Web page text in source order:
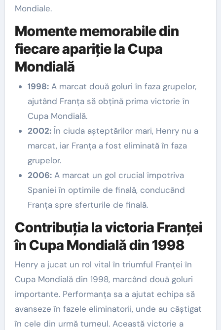
Mondiale.
Momente memorabile din
fiecare apariție la Cupa
Mondială
1998:A marcat două goluri în faza grupelor,
ajutând Franța să obțină prima victorie în
Cupa Mondială.
2002:În ciuda așteptărilor mari, Henry nu a
marcat, iar Franța a fost eliminată în faza
grupelor.
2006:A marcat un gol crucial împotriva
Spaniei în optimile de finală, conducând
Franța spre sferturile de finală.
Contribuția la victoria Franței
în Cupa Mondială din 1998
Henry a jucat un rol vital în triumful Franței în
Cupa Mondială din 1998, marcând două goluri
importante. Performanța sa a ajutat echipa să
avanseze în fazele eliminatorii, unde au câștigat
în cele din urmă turneul. Această victorie a